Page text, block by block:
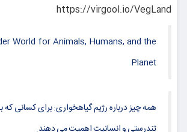
https://virgool.io/VegLand
World for Animals, Humans, and the
Planet
همه چیز درباره رژیم گیاهخواری: برای کسانی که
تندرستی و انسانیت اهمیت می دهند.